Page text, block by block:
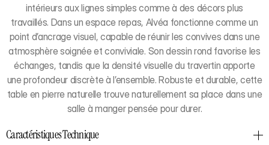
intérieurs aux lignes simples comme à des décors plus
travaillés. Dans un espace repas, Alvéa fonctionne comme un
point d’ancrage visuel, capable de réunir les convives dans une
atmosphère soignée et conviviale. Son dessin rond favorise les
échanges, tandis que la densité visuelle du travertin apporte
une profondeur discrète à l’ensemble. Robuste et durable, cette
table en pierre naturelle trouve naturellement sa place dans une
salle à manger pensée pour durer.
Caractéristiques Technique